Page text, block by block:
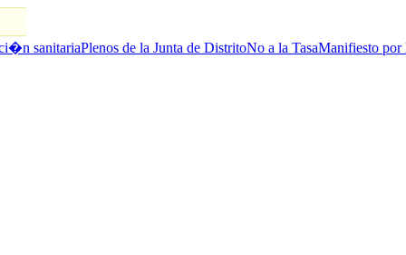
sanitariaPlenos de la Junta de DistritoNo a la TasaManifiesto